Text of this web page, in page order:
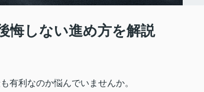
悔しない進め方を解説
有利なのか悩んでいませんか。